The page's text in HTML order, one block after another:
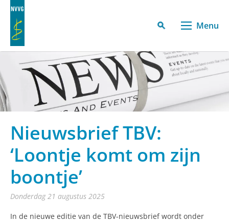
Menu
Nieuwsbrief TBV:
‘Loontje komt om zijn
boontje’
donderdag 21 augustus 2025
In de nieuwe editie van de TBV-nieuwsbrief wordt onder